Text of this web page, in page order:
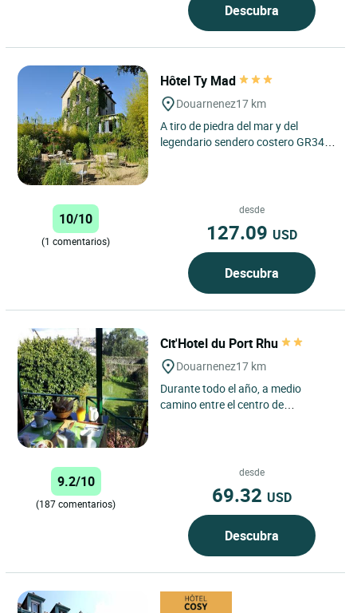
Descubra
Hôtel Ty Mad
Douarnenez17 km
A tiro de piedra del mar y del
legendario sendero costero GR34,
10/10
(1 comentarios)
desde
127.09 USD
Descubra
Cit'Hotel du Port Rhu
Douarnenez17 km
Durante todo el año, a medio
camino entre el centro de
9.2/10
(187 comentarios)
desde
69.32 USD
Descubra